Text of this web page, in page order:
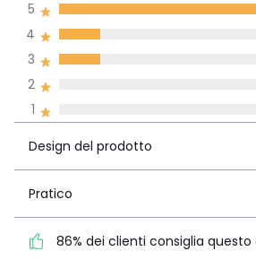
conto di
1 0
2
3 1
4
5
questo
1
2
3
4
5
Design del prodotto
Pratico
86% dei clienti consiglia